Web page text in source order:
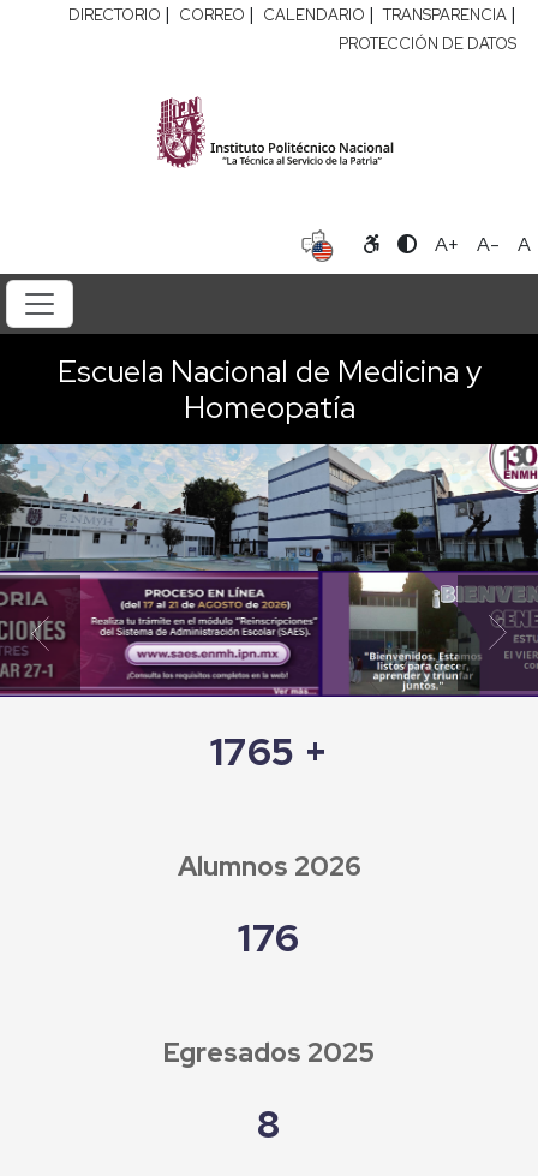
DIRECTORIO | CORREO | CALENDARIO | TRANSPARENCIA |
PROTECCIÓN DE DATOS
A+ A- A
Escuela Nacional de Medicina y
Homeopatía
Previous Next
1975 +
Alumnos 2026
197
Egresados 2025
8